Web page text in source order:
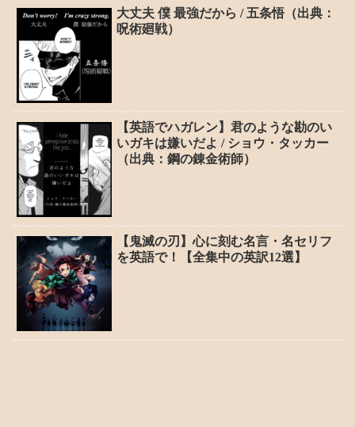
大丈夫 僕 最強だから / 五条悟（出典：
呪術廻戦）
【英語でハガレン】君のような勘のい
いガキは嫌いだよ / ショウ・タッカー
（出典：鋼の錬金術師）
【鬼滅の刃】心に刻む名言・名セリフ
を英語で！【全集中の英訳12選】